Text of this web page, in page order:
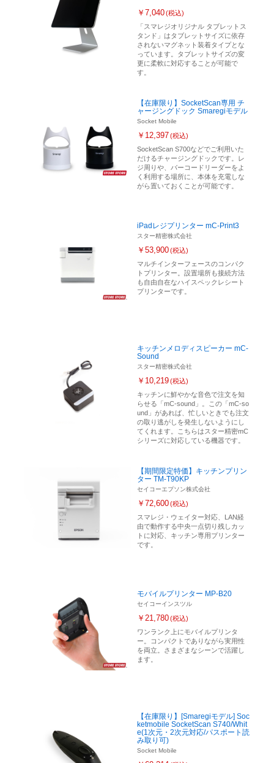
￥7,040(税込)
「スマレジオリジナル タブレットス
タンド」はタブレットサイズに依存
されないマグネット装着タイプとな
っています。タブレットサイズの変
更に柔軟に対応することが可能で
す。
【在庫限り】SocketScan専用 チ
ャージングドック Smaregiモデル
Socket Mobile
￥12,397(税込)
SocketScan S700などでご利用いた
だけるチャージングドックです。レ
ジ周りや、バーコードリーダーをよ
く利用する場所に、本体を充電しな
がら置いておくことが可能です。
iPadレジプリンター mC-Print3
スター精密株式会社
￥53,900(税込)
マルチインターフェースのコンパク
トプリンター。設置場所も接続方法
も自由自在なハイスペックレシート
プリンターです。
キッチンメロディスピーカー mC-
Sound
スター精密株式会社
￥10,219(税込)
キッチンに鮮やかな音色で注文を知
らせる「mC-sound」。この「mC-so
und」があれば、忙しいときでも注文
の取り逃がしを発生しないようにし
てくれます。こちらはスター精密mC
シリーズに対応している機器です。
【期間限定特価】キッチンプリン
ター TM-T90KP
セイコーエプソン株式会社
￥72,600(税込)
スマレジ・ウェイター対応、LAN経
由で動作する中央一点切り残しカッ
トに対応、キッチン専用プリンター
です。
モバイルプリンター MP-B20
セイコーインスツル
￥21,780(税込)
ワンランク上にモバイルプリンタ
ー。コンパクトでありながら実用性
を両立。さまざまなシーンで活躍し
ます。
【在庫限り】[Smaregiモデル] Soc
ketmobile SocketScan S740/Whit
e(1次元・2次元対応/パスポート読
み取り可)
Socket Mobile